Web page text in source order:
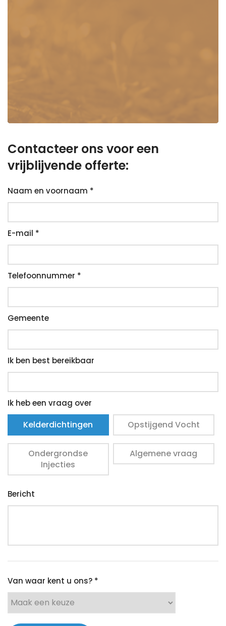
Contacteer ons voor een
vrijblijvende offerte:
Naam en voornaam *
E-mail *
Telefoonnummer *
Gemeente
Ik ben best bereikbaar
Ik heb een vraag over
Kelderdichtingen Opstijgend Vocht
Ondergrondse
Injecties
Algemene vraag
Bericht
Van waar kent u ons? *